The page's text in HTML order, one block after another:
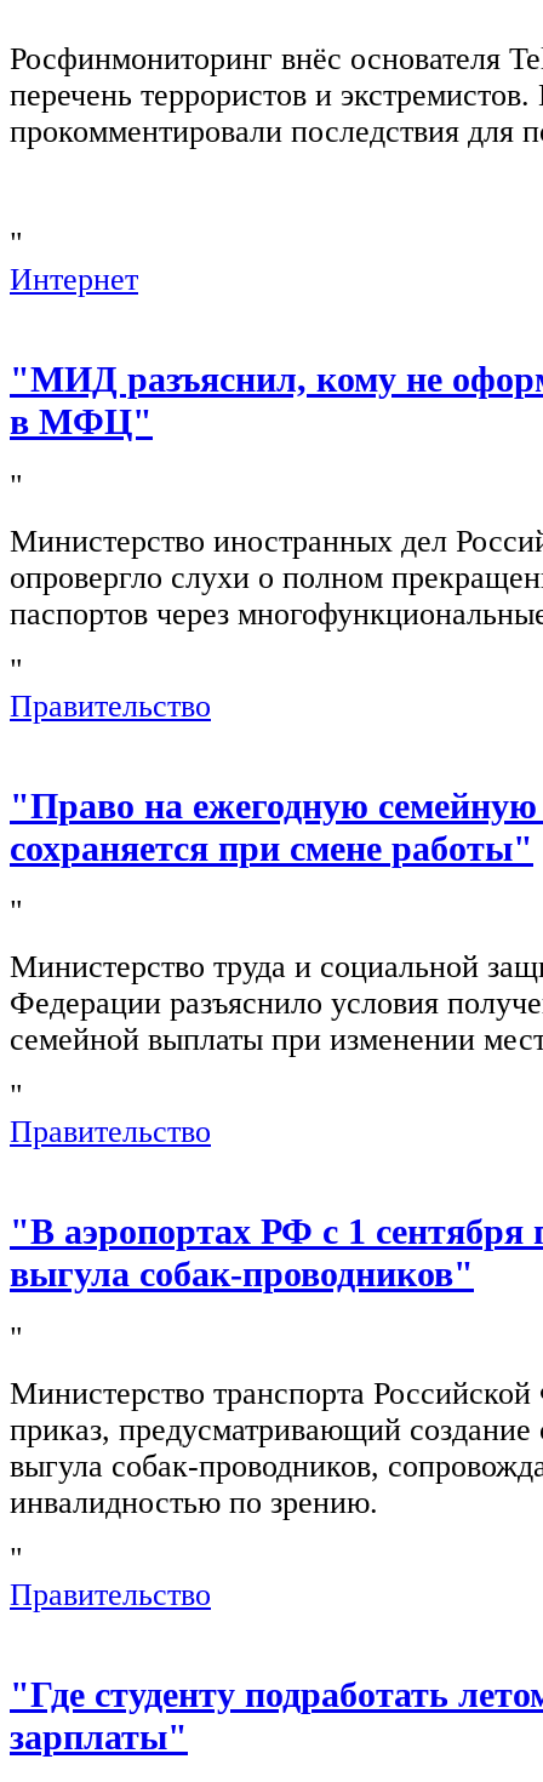
Росфинмониторинг внёс основателя
перечень террористов и
прокомментировали последствия для
"
Интернет
"МИД разъяснил, кому не
в МФЦ"
"
Министерство иностранных дел
опровергло слухи о полном
паспортов через
"
Правительство
"Право на ежегодную
сохраняется при смене работы"
"
Министерство труда и социальной
Федерации разъяснило условия
семейной выплаты при изменении
"
Правительство
"В аэропортах РФ с 1 сентября
выгула собак-проводников"
"
Министерство транспорта
приказ, предусматривающий создание
выгула собак-проводников,
инвалидностью по зрению.
"
Правительство
"Где студенту подработать
зарплаты"